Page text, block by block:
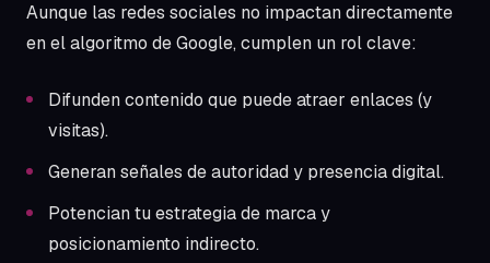
Aunque las redes sociales no impactan directamente
en el algoritmo de Google, cumplen un rol clave:
Difunden contenido que puede atraer enlaces (y
visitas).
Generan señales de autoridad y presencia digital.
Potencian tu estrategia de marca y
posicionamiento indirecto.